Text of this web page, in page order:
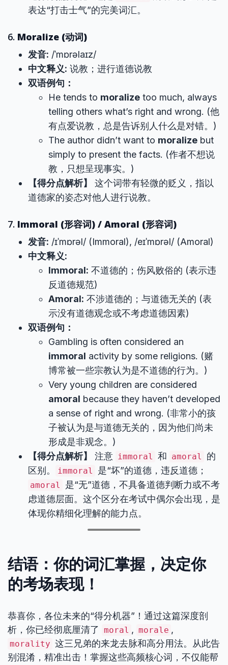
表达“打击士气”的完美词汇。
6. Moralize (动词)
发音: /ˈmɒrəlaɪz/
中文释义: 说教；进行道德说教
双语例句：
He tends to moralize too much, always
telling others what’s right and wrong. (他
有点爱说教，总是告诉别人什么是对错。)
The author didn’t want to moralize but
simply to present the facts. (作者不想说
教，只想呈现事实。)
【得分点解析】
这个词带有轻微的贬义，指以
道德家的姿态对他人进行说教。
7. Immoral (形容词) / Amoral (形容词)
发音: /ɪˈmɒrəl/ (Immoral), /eɪˈmɒrəl/ (Amoral)
中文释义:
Immoral: 不道德的；伤风败俗的 (表示违
反道德规范)
Amoral: 不涉道德的；与道德无关的 (表
示没有道德观念或不考虑道德因素)
双语例句：
Gambling is often considered an
immoral activity by some religions. (赌
博常被一些宗教认为是不道德的行为。)
Very young children are considered
amoral because they haven’t developed
a sense of right and wrong. (非常小的孩
子被认为是与道德无关的，因为他们尚未
形成是非观念。)
【得分点解析】
注意 immoral 和 amoral
的
区别。
immoral 是“坏”的道德，违反道德；
amoral
是“无”道德，不具备道德判断力或不考
虑道德层面。这个区分在考试中偶尔会出现，是
体现你精细化理解的能力点。
结语：你的词汇掌握，决定你
的考场表现！
恭喜你，各位未来的“得分机器”！通过这篇深度剖
析，你已经彻底厘清了 moral , morale ,
morality 这三兄弟的来龙去脉和高分用法。从此告
别混淆，精准出击！掌握这些高频核心词，不仅能帮